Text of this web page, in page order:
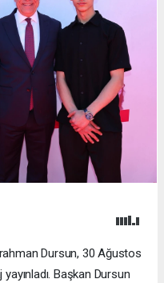
Dursun, 30 Ağustos
Başkan Dursun